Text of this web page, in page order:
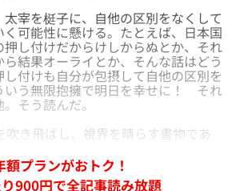
宰を梃子に、自他の区別をなくして
可能性に懸ける。たとえば、日本国
し付けだからけしからぬとか、それ
結果オーライとか、そんな話はどう
付けも自分が包摂して自他の区別を
いう無限抱擁で明日を幸せに！ それ
そう読んだ。
き飛ばし、視界を晴らす書物であ
額プランがおトク！
900円で全記事読み放題